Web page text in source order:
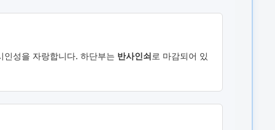
성을 자랑합니다. 하단부는 반사인쇠로 마감되어 있